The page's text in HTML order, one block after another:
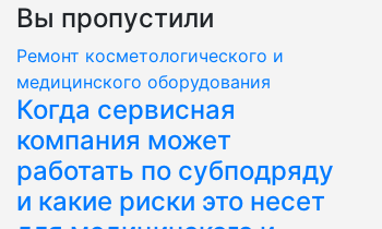
Вы пропустили
Ремонт косметологического и
медицинского оборудования
Когда сервисная
компания может
работать по субподряду
и какие риски это несет